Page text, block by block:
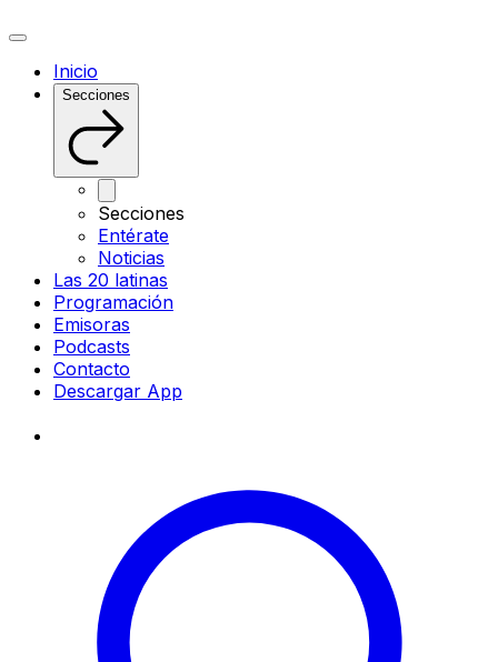
Inicio
Secciones
Secciones
Entérate
Noticias
Las 20 latinas
Programación
Emisoras
Podcasts
Contacto
Descargar App